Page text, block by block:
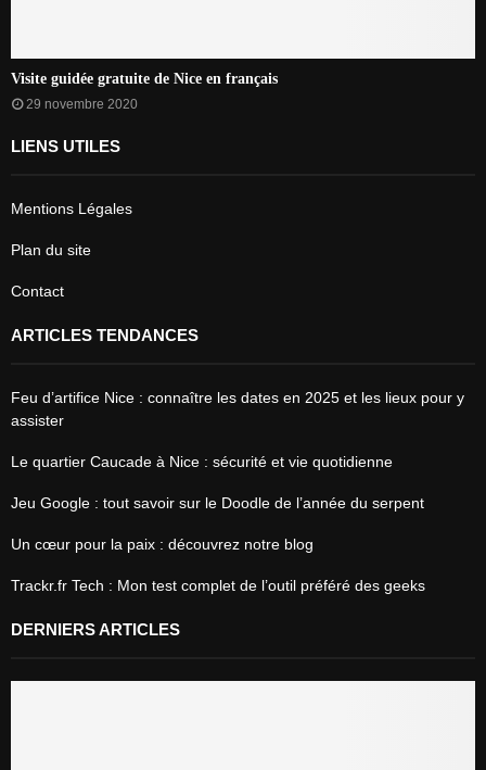
Visite guidée gratuite de Nice en français
29 novembre 2020
LIENS UTILES
Mentions Légales
Plan du site
Contact
ARTICLES TENDANCES
Feu d’artifice Nice : connaître les dates en 2025 et les lieux pour y
assister
Le quartier Caucade à Nice : sécurité et vie quotidienne
Jeu Google : tout savoir sur le Doodle de l’année du serpent
Un cœur pour la paix : découvrez notre blog
Trackr.fr Tech : Mon test complet de l’outil préféré des geeks
DERNIERS ARTICLES